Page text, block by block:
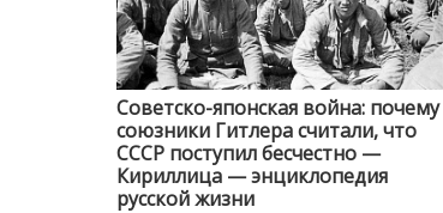
Советско-японская война: почему
союзники Гитлера считали, что
СССР поступил бесчестно —
Кириллица — энциклопедия
русской жизни